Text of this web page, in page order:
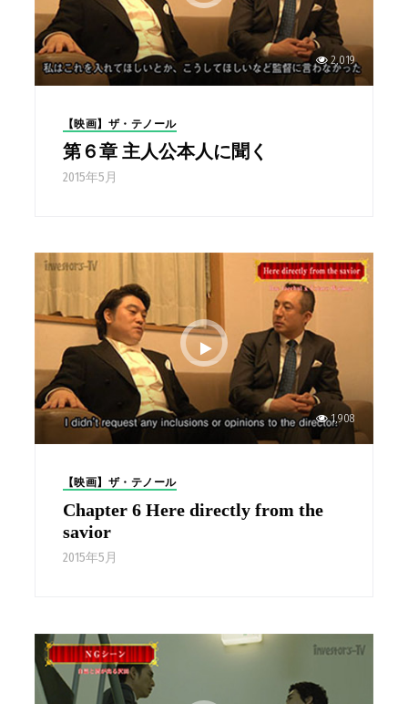
2,019
【映画】ザ・テノール
第６章 主人公本人に聞く
2015年5月
1,908
【映画】ザ・テノール
Chapter 6 Here directly from the
savior
2015年5月